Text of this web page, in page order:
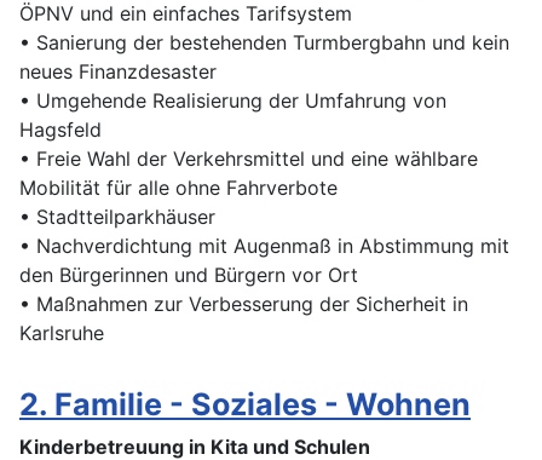
ÖPNV und ein einfaches Tarifsystem
• Sanierung der bestehenden Turmbergbahn und kein
neues Finanzdesaster
• Umgehende Realisierung der Umfahrung von
Hagsfeld
• Freie Wahl der Verkehrsmittel und eine wählbare
Mobilität für alle ohne Fahrverbote
• Stadtteilparkhäuser
• Nachverdichtung mit Augenmaß in Abstimmung mit
den Bürgerinnen und Bürgern vor Ort
• Maßnahmen zur Verbesserung der Sicherheit in
Karlsruhe
2. Familie - Soziales - Wohnen
Kinderbetreuung in Kita und Schulen